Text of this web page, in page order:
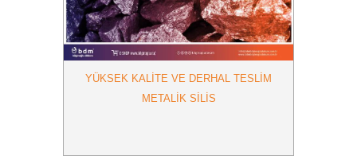
YÜKSEK KALITE VE DERHAL TESLIM
METALIK SILIS